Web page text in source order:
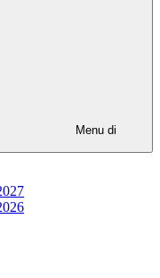
Menu di